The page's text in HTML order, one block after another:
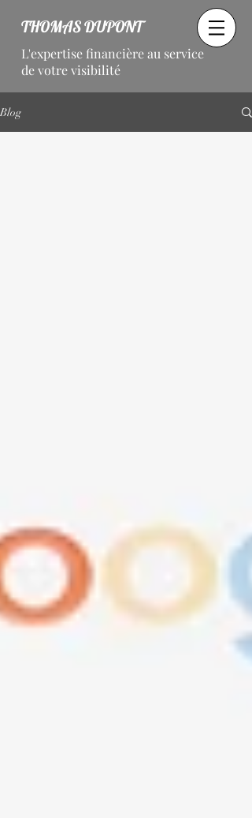
THOMAS DUPONT
L'expertise financière au service
de votre visibilité
Blog